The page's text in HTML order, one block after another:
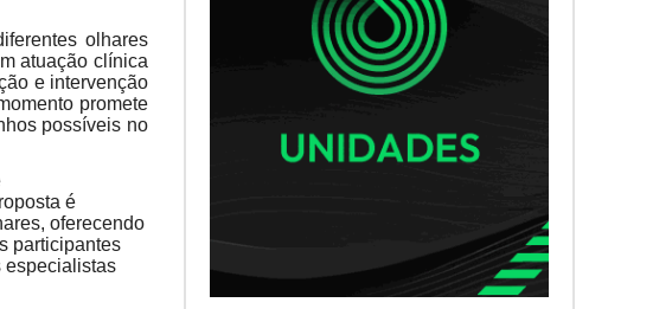
olhares
atuação clínica
e intervenção
promete
possíveis no
é
oferecendo
participantes
especialistas